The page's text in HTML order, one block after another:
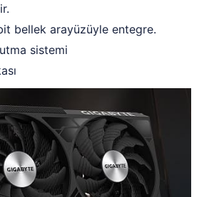
bellek arayüzüyle entegre.
sistemi